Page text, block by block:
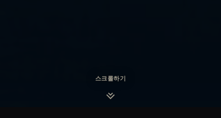
스크롤하기